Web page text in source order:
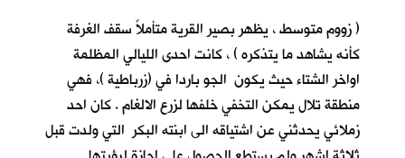
( زووم متوسط ، يظهر بصير القرية متأملاً سقف الغرفة
كأنه يشاهد ما يتذكره ) ، كانت احدى الليالي المظلمة
اواخر الشتاء حيث يكون الجو باردا في (زرباطية )، فهي
منطقة تلال يمكن التخفي خلفها لزرع الالغام . كان احد
زملائي يحدثني عن اشتياقه الى ابنته البكر التي ولدت قبل